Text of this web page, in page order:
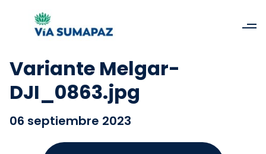
Variante Melgar-
DJI_0863.jpg
06 septiembre 2023